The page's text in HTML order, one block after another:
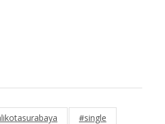
#single